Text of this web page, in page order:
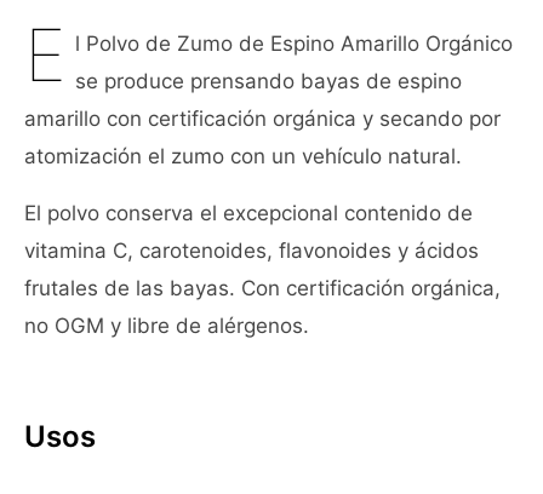
E l Polvo de Zumo de Espino Amarillo Orgánico
se produce prensando bayas de espino
amarillo con certificación orgánica y secando por
atomización el zumo con un vehículo natural.
El polvo conserva el excepcional contenido de
vitamina C, carotenoides, flavonoides y ácidos
frutales de las bayas. Con certificación orgánica,
no OGM y libre de alérgenos.
Usos